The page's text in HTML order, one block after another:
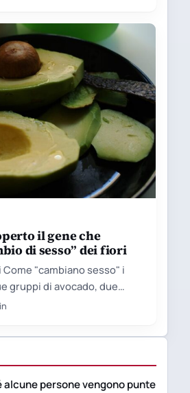
il gene che
di sesso” dei fiori
"cambiano sesso" i
gruppi di avocado, due
persone vengono punte